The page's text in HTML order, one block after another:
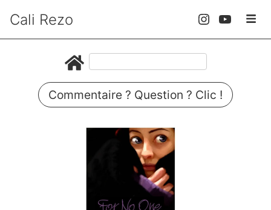
Cali Rezo
Commentaire ? Question ? Clic !